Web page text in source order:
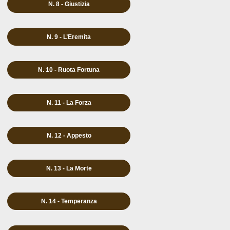
N. 8 - Giustizia
N. 9 - L’Eremita
N. 10 - Ruota Fortuna
N. 11 - La Forza
N. 12 - Appesto
N. 13 - La Morte
N. 14 - Temperanza